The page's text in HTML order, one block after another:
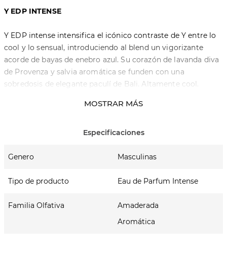
Y EDP INTENSE
Y EDP intense intensifica el icónico contraste de Y entre lo
cool y lo sensual, introduciendo al blend un vigorizante
acorde de bayas de enebro azul. Su corazón de lavanda diva
de Provenza y salvia aromática se funden con una
sobredosis de elegante paculí de Bali. Altamente cool.
Notas de Corazón
pachuli y madera de cedro
MOSTRAR MÁS
Genero Masculinas
Tipo de producto Eau de Parfum Intense
Familia Olfativa
Amaderada
Aromática